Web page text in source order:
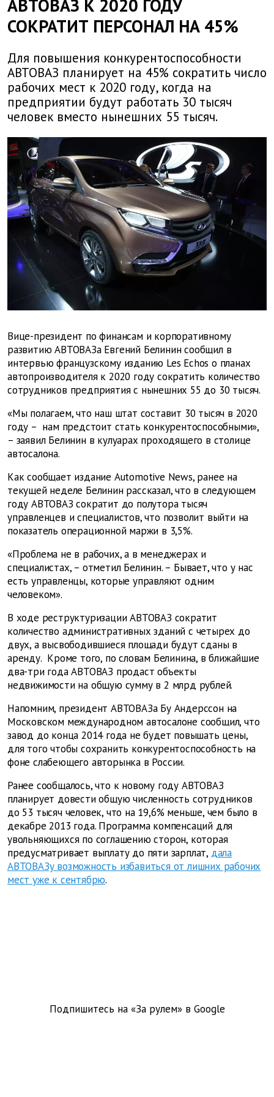
АВТОВАЗ К 2020 ГОДУ
СОКРАТИТ ПЕРСОНАЛ НА 45%
Для повышения конкурентоспособности
АВТОВАЗ планирует на 45% сократить число
рабочих мест к 2020 году, когда на
предприятии будут работать 30 тысяч
человек вместо нынешних 55 тысяч.
Вице-президент по финансам и корпоративному
развитию АВТОВАЗа Евгений Белинин сообщил в
интервью французскому изданию Les Echos о планах
автопроизводителя к 2020 году сократить количество
сотрудников предприятия с нынешних 55 до 30 тысяч.
«Мы полагаем, что наш штат составит 30 тысяч в 2020
году – нам предстоит стать конкурентоспособными»,
– заявил Белинин в кулуарах проходящего в столице
автосалона.
Как сообщает издание Automotive News, ранее на
текущей неделе Белинин рассказал, что в следующем
году АВТОВАЗ сократит до полутора тысяч
управленцев и специалистов, что позволит выйти на
показатель операционной маржи в 3,5%.
«Проблема не в рабочих, а в менеджерах и
специалистах, – отметил Белинин. – Бывает, что у нас
есть управленцы, которые управляют одним
человеком».
В ходе реструктуризации АВТОВАЗ сократит
количество административных зданий с четырех до
двух, а высвободившиеся площади будут сданы в
аренду. Кроме того, по словам Белинина, в ближайшие
два-три года АВТОВАЗ продаст объекты
недвижимости на общую сумму в 2 млрд рублей.
Напомним, президент АВТОВАЗа Бу Андерссон на
Московском международном автосалоне сообщил, что
завод до конца 2014 года не будет повышать цены,
для того чтобы сохранить конкурентоспособность на
фоне слабеющего авторынка в России.
Ранее сообщалось, что к новому году АВТОВАЗ
планирует довести общую численность сотрудников
до 53 тысяч человек, что на 19,6% меньше, чем было в
декабре 2013 года. Программа компенсаций для
увольняющихся по соглашению сторон, которая
предусматривает выплату до пяти зарплат, дала
АВТОВАЗу возможность избавиться от лишних рабочих
мест уже к сентябрю.
Подпишитесь на «За рулем» в Google